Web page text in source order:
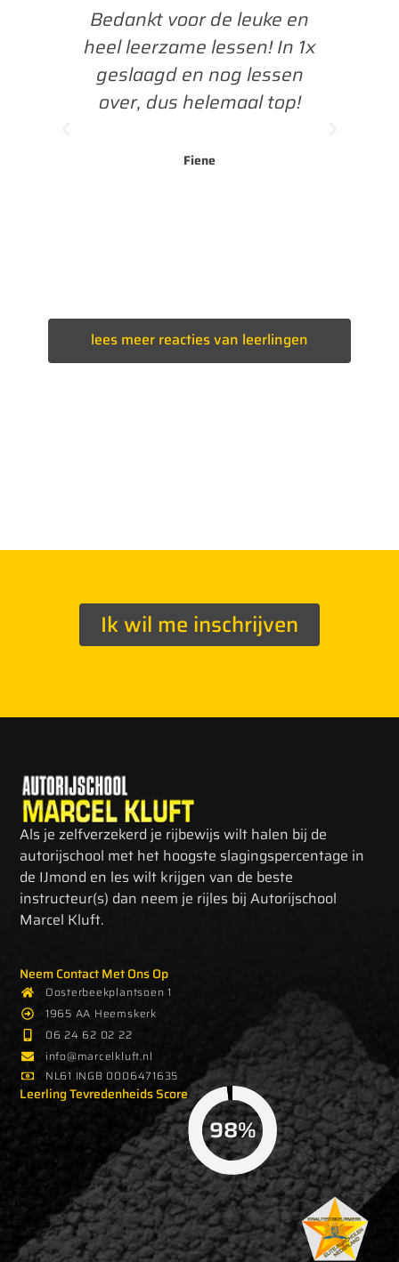
Bedankt voor de leuke en
heel leerzame lessen! In 1x
geslaagd en nog lessen
over, dus helemaal top!
Fiene
lees meer reacties van leerlingen
Ik wil me inschrijven
Als je zelfverzekerd je rijbewijs wilt halen bij de
autorijschool met het hoogste slagingspercentage in
de IJmond en les wilt krijgen van de beste
instructeur(s) dan neem je rijles bij Autorijschool
Marcel Kluft.
Neem Contact Met Ons Op
Oosterbeekplantsoen 1
1965 AA Heemskerk
06 24 62 02 22‬
info@marcelkluft.nl
NL61 INGB 0006471635
Leerling Tevredenheids Score
98%